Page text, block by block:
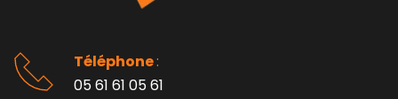
Téléphone :
05 61 61 05 61